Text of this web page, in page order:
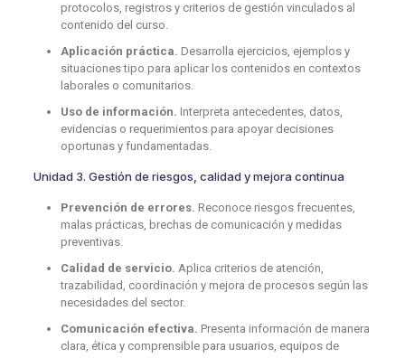
protocolos, registros y criterios de gestión vinculados al
contenido del curso.
Aplicación práctica. Desarrolla ejercicios, ejemplos y
situaciones tipo para aplicar los contenidos en contextos
laborales o comunitarios.
Uso de información. Interpreta antecedentes, datos,
evidencias o requerimientos para apoyar decisiones
oportunas y fundamentadas.
Unidad 3. Gestión de riesgos, calidad y mejora continua
Prevención de errores. Reconoce riesgos frecuentes,
malas prácticas, brechas de comunicación y medidas
preventivas.
Calidad de servicio. Aplica criterios de atención,
trazabilidad, coordinación y mejora de procesos según las
necesidades del sector.
Comunicación efectiva. Presenta información de manera
clara, ética y comprensible para usuarios, equipos de